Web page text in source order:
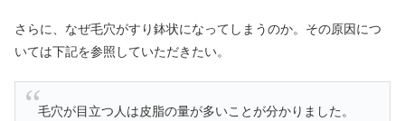
さらに、なぜ毛穴がすり鉢状になってしまうのか。その原因につ
いては下記を参照していただきたい。
毛穴が目立つ人は皮脂の量が多いことが分かりました。